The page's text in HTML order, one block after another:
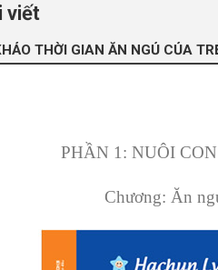
viết
THỜI GIAN ĂN NGỦ CỦA
PHẦN 1: NUÔI
Chương: Ăn